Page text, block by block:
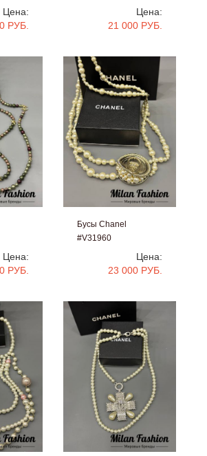
Цена:
РУБ.
Цена:
21 000 РУБ.
Цена:
РУБ.
Бусы Chanel
#V31960
Цена:
23 000 РУБ.